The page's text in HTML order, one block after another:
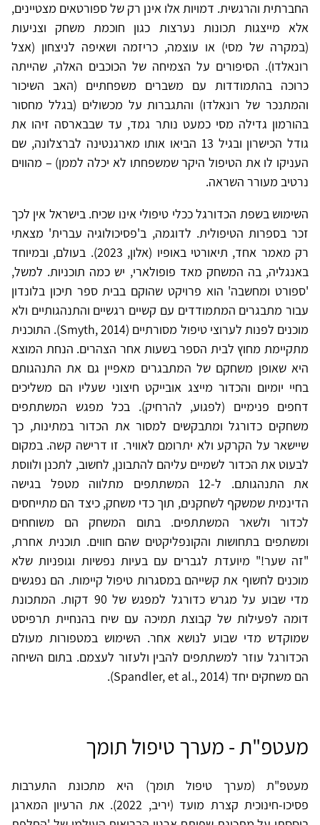
החברתית והרגשית. דמויות אלו אינן רק של ספורטאים מצטיינים,
אלא מייצגות תכונות נערצות כגון חוכמת משחק וצניעות
(במקרה של מסי) או עוצמה, כריזמה ושאיפה לניצחון (אצל
רונאלדו). הסיפורים על הצמיחה של הכוכבים האלה, שהייתה
כרוכה בהתמודדות עם משברים משפחתיים (האב השיכור
והמתנכר של רונאלדו) והתגברות על מכשולים (בגלל מחסור
בהורמון גדילה מסי כמעט נותר גמד, עד שבבארסה זיהו את
גודל הכישרון ובגיל 13 הביאו אותו מארגנטינה לברצלונה, שם
העניקו לו את הטיפול היקר שמשפחתו לא יכלה לממן) – מהווים
נרטיב מעורר השראה.
השימוש בשפת הכדורגל ככלי טיפולי אינו שכיח. בישראל אין לכך
זכר בספרות הטיפולית. לדוגמה, ב'פסיכולוגיה עברית' מצאתי
רק מאמר אחד, תיאורטי באופיו (אלון, 2023). בעולם, ובמיוחד
באנגליה, בה המשחק מאד פופולארי, יש כמה תוכניות. למשל,
'ספורט ומחשבה' הוא פרויקט שהוקם בבית ספר תיכון בלונדון
עבור מתבגרים המתמודדים עם קשיים רגשיים והתנהגותיים ולא
מוכנים לפנות לערוצי טיפול מסורתיים (Smyth, 2014). התוכנית
מתקיימת מחוץ לבית הספר בשעות אחר הצהרים. הנחת המוצא
היא שאופן משחקם של המתבגרים מאפיין גם את התנהגותם
בחיי יומיום והכדור מייצג אובייקט חיצוני שעליו הם משליכים
דחפים פנימיים (לפגוע, להרחיק). בכל מפגש המשתתפים
משחקים כדורגל ומתבקשים למסור את הכדור במתינות, כך
שיישאר על הקרקע ולא יתרומם לאוויר. זו דרישה קשה. במקום
לבעוט את הכדור לשמיים עליהם להתבונן, לחשוב, לתכנן ולווסת
את התנהגותם. ל-12 המשתתפים מתלווה מטפל בגישה
הדינמית שמשקף לשחקנים, תוך כדי משחק, כיצד הם מתייחסים
לכדור ולשאר המשתתפים. בתום המשחק הם משוחחים
ומשתפים בתחושות והקונפליקטים שהם חווים. תוכנית אחרת,
"זה שער!" מיועדת לגברים עם בעיות נפשיות וגופניות שלא
מוכנים לחשוף את קשייהם במסגרות טיפול קיימות. הם נפגשים
מדי שבוע על מגרש כדורגל למפגש של 90 דקות. המתכונת
דומה לפעילות של קבוצת תמיכה עם שיח בהנחיית תרפיסט
שמוקדש מדי שבוע לנושא אחר. השימוש במטפורות מעולם
הכדורגל עוזר למשתתפים להבין ולעזור לעצמם. בתום השיחה
הם משחקים יחד (Spandler, et al., 2014).
מעטפ"ת - מערך טיפול תומך
מעטפ"ת (מערך טיפול תומך) היא מתכונת התערבות
פסיכו-חינוכית קצרת מועד (יריב, 2022). את הרעיון המארגן